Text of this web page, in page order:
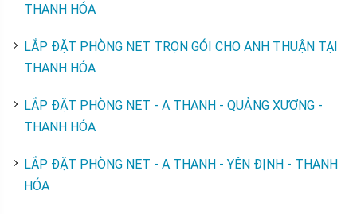
THANH HÓA
LẮP ĐẶT PHÒNG NET TRỌN GÓI CHO ANH THUẬN TẠI
THANH HÓA
LẮP ĐẶT PHÒNG NET - A THANH - QUẢNG XƯƠNG -
THANH HÓA
LẮP ĐẶT PHÒNG NET - A THANH - YÊN ĐỊNH - THANH
HÓA